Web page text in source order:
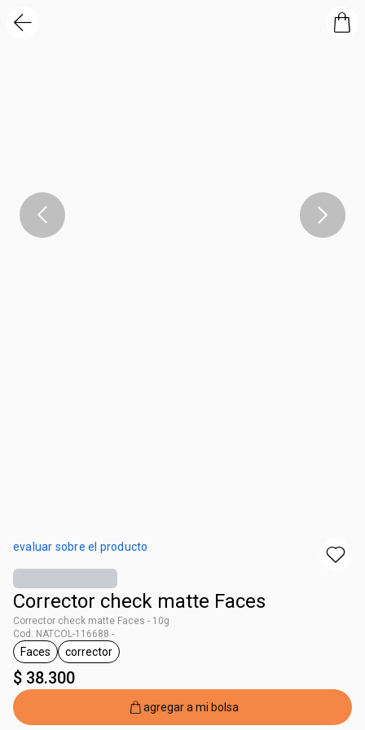
evaluar sobre el producto
Corrector check matte Faces
Corrector check matte Faces - 10g
Cod. NATCOL-116688 -
general.tag Faces
Faces
general.tag corrector
corrector
$ 38.300
agregar a mi bolsa